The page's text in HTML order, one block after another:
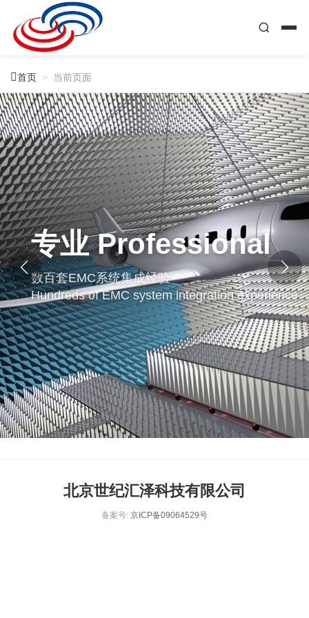
首页 > 当前页面
专业 Professional
数百套EMC系统集成经验
Hundreds of EMC system integration experience
北京世纪汇泽科技有限公司
备案号: 京ICP备09064529号